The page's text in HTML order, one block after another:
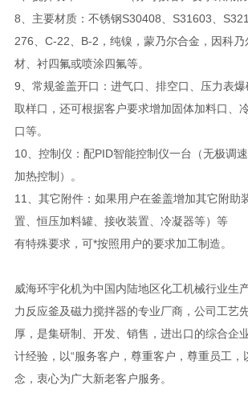
8、主要材质：不锈钢S30408、S31603、
276、C-22、B-2，纯镍，蒙乃尔合金，因科
材、衬四氟或喷涂四氟等。
9、常规釜盖开口：进气口、排空口、压力表爆
取样口，还可根据客户要求增加固体加料口、
口等。
10、控制仪：配PID智能控制仪一台（无极调速
加热控制）。
11、其它附件：如果用户在釜盖增加其它附助
置、恒压加料罐、接收装置、冷凝器等）等
有特殊要求，可*按照用户的要求加工制造。
威海环宇化机为中国内陆地区化工机械行业生
力反应釜及磁力搅拌器的专业厂商，公司工艺
厚，是集研制、开发、销售，进出口的综合企
计经验，以“服务客户，尊重客户，尊重员工，
念，衷心为广大新老客户服务。